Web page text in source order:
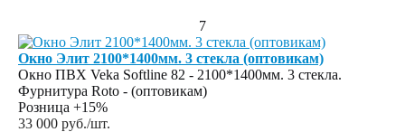
7
Окно Элит 2100*1400мм. 3 стекла (оптовикам)
Окно ПВХ Veka Softline 82 - 2100*1400мм. 3 стекла.
Фурнитура Roto - (оптовикам)
Розница +15%
33 000 руб./шт.